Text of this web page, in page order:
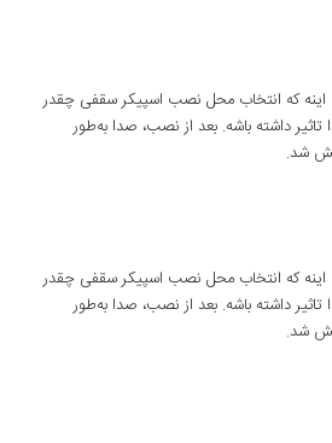
اینه که انتخاب محل نصب اسپیکر سقفی چقدر
داشته باشه. بعد از نصب، صدا به‌طور
شد.
اینه که انتخاب محل نصب اسپیکر سقفی چقدر
داشته باشه. بعد از نصب، صدا به‌طور
شد.